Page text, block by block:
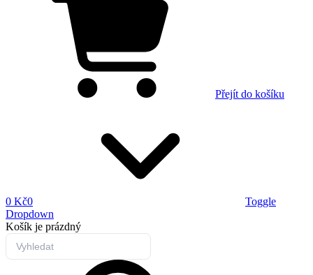
Přejít do košíku
0 Kč0
Toggle
Dropdown
Košík je prázdný